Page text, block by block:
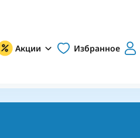
Акции Избранное